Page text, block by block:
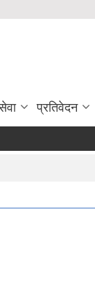
प्रतिवेदन